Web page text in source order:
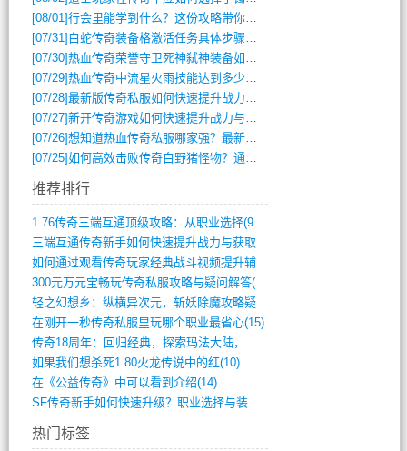
[08/01]行会里能学到什么？这份攻略带你全掌握
[07/31] 白蛇传奇装备格激活任务具体步骤是什么？如何完成？
[07/30]热血传奇荣誉守卫死神弑神装备如何获取与佩戴攻略？
[07/29]热血传奇中流星火雨技能达到多少级可以开始练装备？
[07/28]最新版传奇私服如何快速提升战力与获取稀有装备？
[07/27]新开传奇游戏如何快速提升战力与获取稀有装备？
[07/26]想知道热血传奇私服哪家强？最新排行榜攻略全解析
[07/25]如何高效击败传奇白野猪怪物？通关技巧全解析
推荐排行
1.76传奇三端互通顶级攻略：从职业选择(972)
三端互通传奇新手如何快速提升战力与获取稀(379)
如何通过观看传奇玩家经典战斗视频提升辅助(661)
300元万元宝畅玩传奇私服攻略与疑问解答(828)
轻之幻想乡：纵横异次元，斩妖除魔攻略疑云(404)
在刚开一秒传奇私服里玩哪个职业最省心(15)
传奇18周年：回归经典，探索玛法大陆，寻(798)
如果我们想杀死1.80火龙传说中的红(10)
在《公益传奇》中可以看到介绍(14)
SF传奇新手如何快速升级？职业选择与装备(711)
热门标签